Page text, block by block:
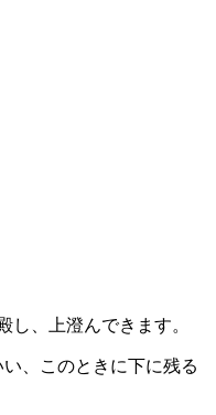
、上澄んできます。
、このときに下に残る